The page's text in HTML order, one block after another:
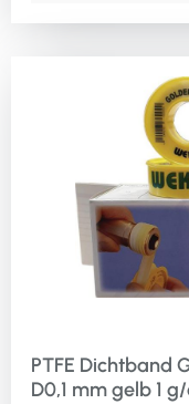
PTFE Dichtband
D0,1 mm gelb 1